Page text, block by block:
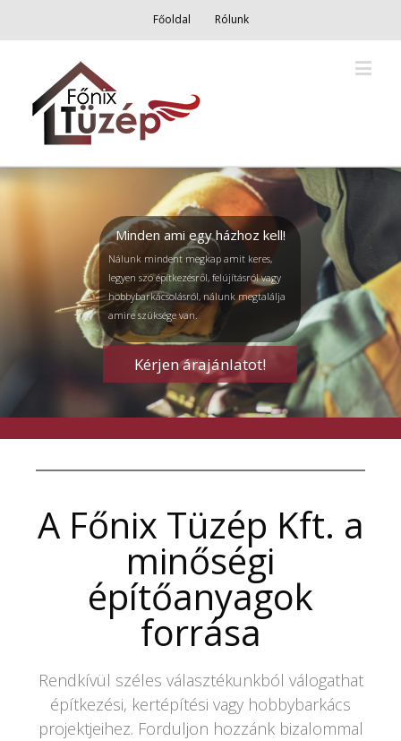
Főoldal Rólunk
Minden ami egy házhoz kell!
Nálunk mindent megkap amit keres,
legyen szó építkezésről, felújításról vagy
hobbybarkácsolásról, nálunk megtalálja
amire szüksége van.
Kérjen árajánlatot!
A Főnix Tüzép Kft. a
minőségi
építőanyagok
forrása
Rendkívül széles választékunkból válogathat
építkezési, kertépítési vagy hobbybarkács
projektjeihez. Forduljon hozzánk bizalommal